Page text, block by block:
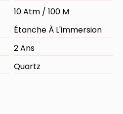
10 Atm / 100 M
Étanche À L'immersion
2 Ans
Quartz